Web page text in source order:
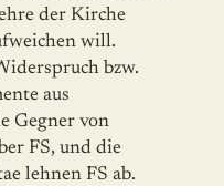
der Kirche
will.
bzw.
aus
Gegner von
FS, und die
lehnen FS ab.